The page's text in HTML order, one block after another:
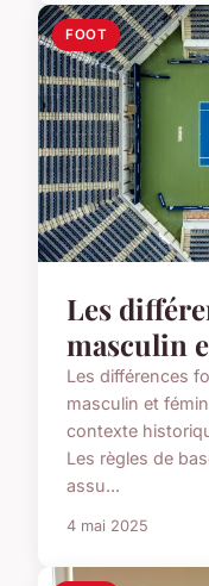
FOOT
Les
masculin
Les différences
masculin et
contexte
Les règles de
assu...
4 mai 2025